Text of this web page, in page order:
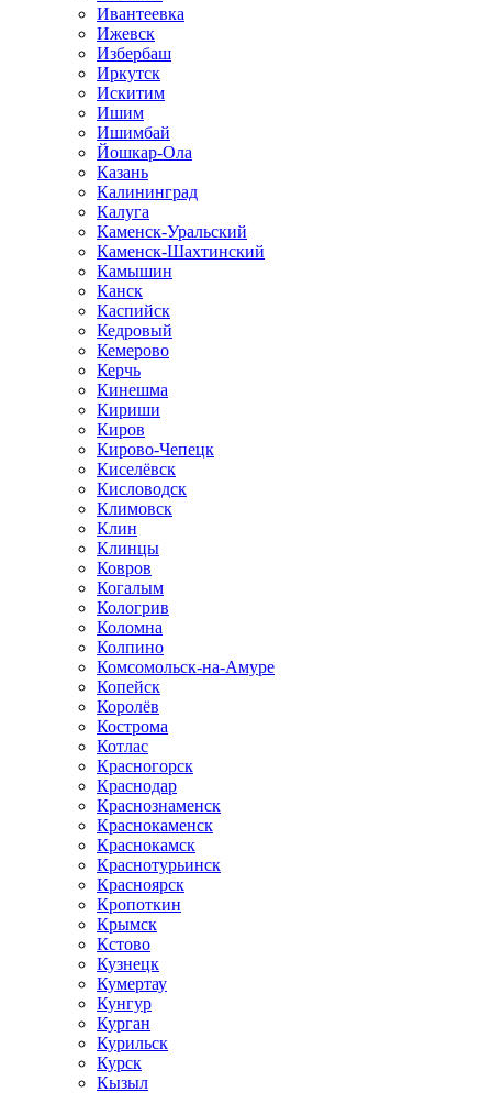
Ивантеевка
Ижевск
Избербаш
Иркутск
Искитим
Ишим
Ишимбай
Йошкар-Ола
Казань
Калининград
Калуга
Каменск-Уральский
Каменск-Шахтинский
Камышин
Канск
Каспийск
Кедровый
Кемерово
Керчь
Кинешма
Кириши
Киров
Кирово-Чепецк
Киселёвск
Кисловодск
Климовск
Клин
Клинцы
Ковров
Когалым
Кологрив
Коломна
Колпино
Комсомольск-на-Амуре
Копейск
Королёв
Кострома
Котлас
Красногорск
Краснодар
Краснознаменск
Краснокаменск
Краснокамск
Краснотурьинск
Красноярск
Кропоткин
Крымск
Кстово
Кузнецк
Кумертау
Кунгур
Курган
Курильск
Курск
Кызыл